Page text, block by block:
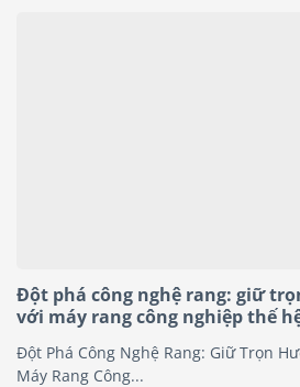
Đột phá công nghệ rang: giữ
với máy rang công nghiệp thế
Đột Phá Công Nghệ Rang: Giữ Trọn
Máy Rang Công...